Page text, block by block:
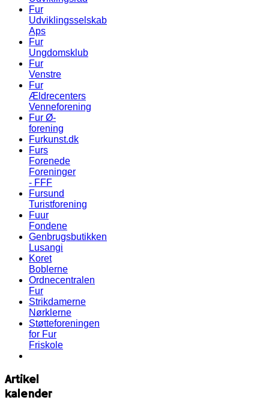
Fur
Udviklingsselskab
Aps
Fur
Ungdomsklub
Fur
Venstre
Fur
Ældrecenters
Venneforening
Fur Ø-
forening
Furkunst.dk
Furs
Forenede
Foreninger
- FFF
Fursund
Turistforening
Fuur
Fondene
Genbrugsbutikken
Lusangi
Koret
Boblerne
Ordnecentralen
Fur
Strikdamerne
Nørklerne
Støtteforeningen
for Fur
Friskole
Artikel
kalender